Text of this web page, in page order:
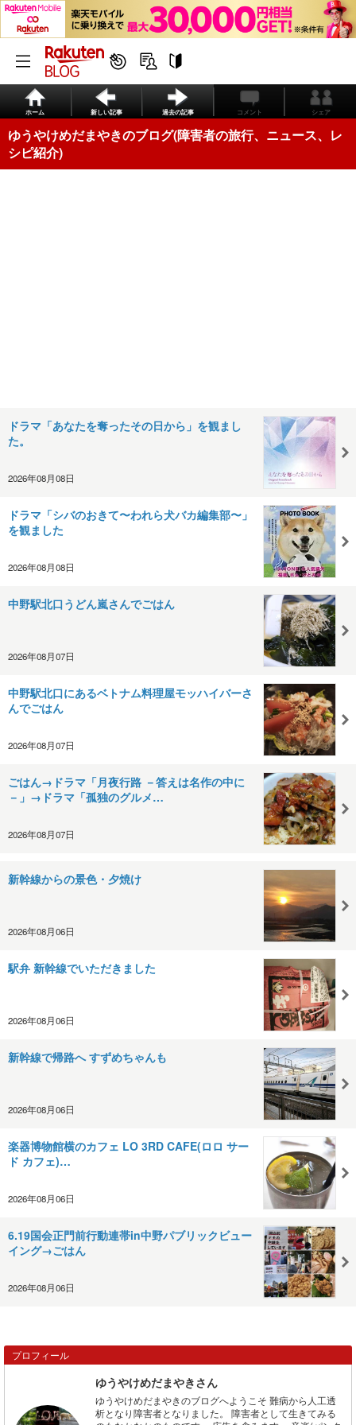
ホーム 新しい記事 過去の記事 コメント シェア
ゆうやけめだまやきのブログ(障害者の旅行、ニュース、レ
シピ紹介)
ドラマ「あなたを奪ったその日から」を観まし
た。
2026年08月08日
ドラマ「シバのおきて〜われら犬バカ編集部〜」
を観ました
2026年08月08日
中野駅北口うどん嵐さんでごはん
2026年08月07日
中野駅北口にあるベトナム料理屋モッハイバーさ
んでごはん
2026年08月07日
ごはん→ドラマ「月夜行路 －答えは名作の中に
－」→ドラマ「孤独のグルメ…
2026年08月07日
新幹線からの景色・夕焼け
2026年08月06日
駅弁 新幹線でいただきました
2026年08月06日
新幹線で帰路へ すずめちゃんも
2026年08月06日
楽器博物館横のカフェ LO 3RD CAFE(ロロ サー
ド カフェ)…
2026年08月06日
6.19国会正門前行動連帯in中野パブリックビュー
イング→ごはん
2026年08月06日
プロフィール
ゆうやけめだまやきさん
ゆうやけめだまやきのブログへようこそ 難病から人工透
析となり障害者となりました。 障害者として生きてみる